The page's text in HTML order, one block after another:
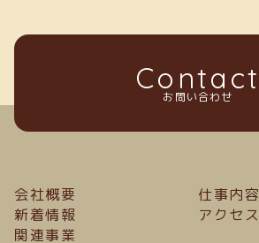
Contact
お問い合わせ
会社概要
仕事内容
新着情報
アクセス
関連事業